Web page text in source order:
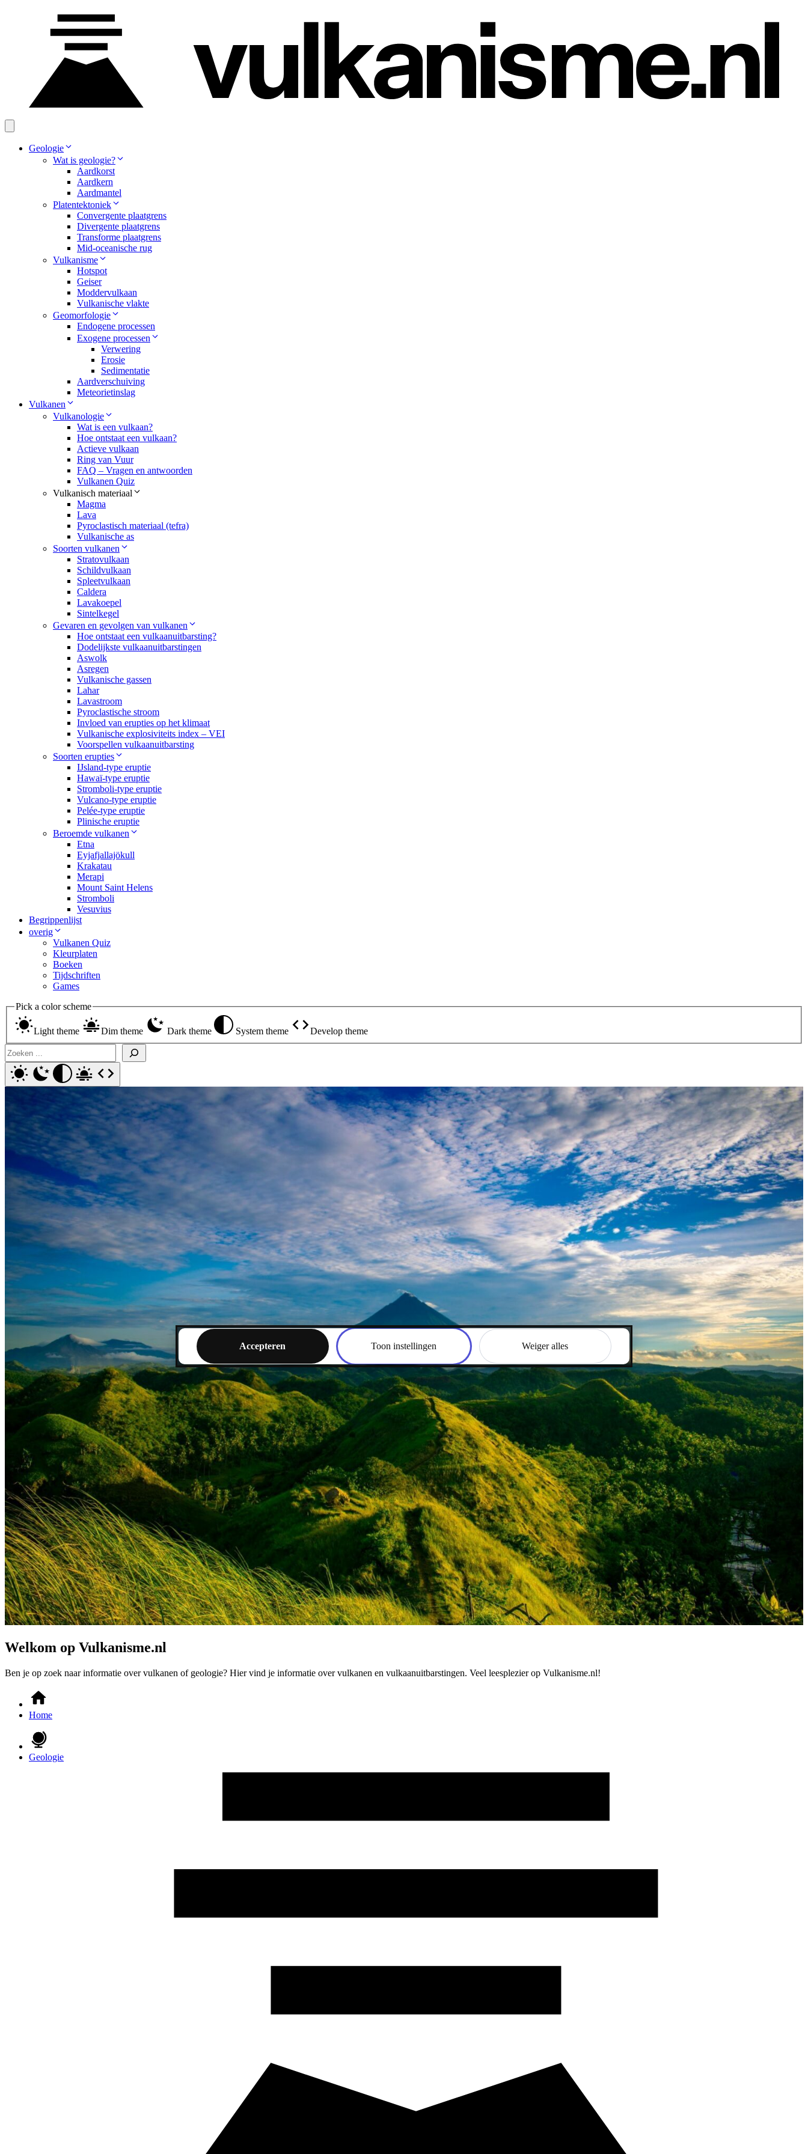
Geologie
Wat is geologie?
Aardkorst
Aardkern
Aardmantel
Platentektoniek
Convergente plaatgrens
Divergente plaatgrens
Transforme plaatgrens
Mid-oceanische rug
Vulkanisme
Hotspot
Geiser
Moddervulkaan
Vulkanische vlakte
Geomorfologie
Endogene processen
Exogene processen
Verwering
Erosie
Sedimentatie
Aardverschuiving
Meteorietinslag
Vulkanen
Vulkanologie
Wat is een vulkaan?
Hoe ontstaat een vulkaan?
Actieve vulkaan
Ring van Vuur
FAQ – Vragen en antwoorden
Vulkanen Quiz
Vulkanisch materiaal
Magma
Lava
Pyroclastisch materiaal (tefra)
Vulkanische as
Soorten vulkanen
Stratovulkaan
Schildvulkaan
Spleetvulkaan
Caldera
Lavakoepel
Sintelkegel
Gevaren en gevolgen van vulkanen
Hoe ontstaat een vulkaanuitbarsting?
Dodelijkste vulkaanuitbarstingen
Aswolk
Asregen
Vulkanische gassen
Lahar
Lavastroom
Pyroclastische stroom
Invloed van erupties op het klimaat
Vulkanische explosiviteits index – VEI
Voorspellen vulkaanuitbarsting
Soorten erupties
IJsland-type eruptie
Hawaï-type eruptie
Stromboli-type eruptie
Vulcano-type eruptie
Pelée-type eruptie
Plinische eruptie
Beroemde vulkanen
Etna
Eyjafjallajökull
Krakatau
Merapi
Mount Saint Helens
Stromboli
Vesuvius
Begrippenlijst
overig
Vulkanen Quiz
Kleurplaten
Boeken
Tijdschriften
Games
Pick a color scheme
Light theme Dim theme Dark theme System theme
Develop theme
Search
Welkom op Vulkanisme.nl
Ben je op zoek naar informatie over vulkanen of geologie? Hier vind je informatie over vulkanen en vulkaanuitbarstingen. Veel leesplezier op Vulkanisme.nl!
Home
Geologie
Jouw privacy-instellingen
Wij gebruiken functionele cookies voor de goede werking van deze site. Om de website te verbeteren
(bezoekersstatistieken) en om gepersonaliseerde advertenties (marketing) te tonen, gebruiken we daarnaast
optionele cookies en vergelijkbare technieken. Hiervoor hebben we jouw toestemming nodig.
Door op “Accepteren” te klikken, stem je in met het gebruik van deze cookies. Je kunt altijd je voorkeuren
wijzigen of meer lezen in ons
privacybeleid
Accepteren Toon instellingen Weiger alles